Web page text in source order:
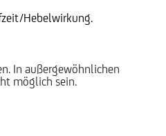
Hebelwirkung.
In außergewöhnlichen
möglich sein.